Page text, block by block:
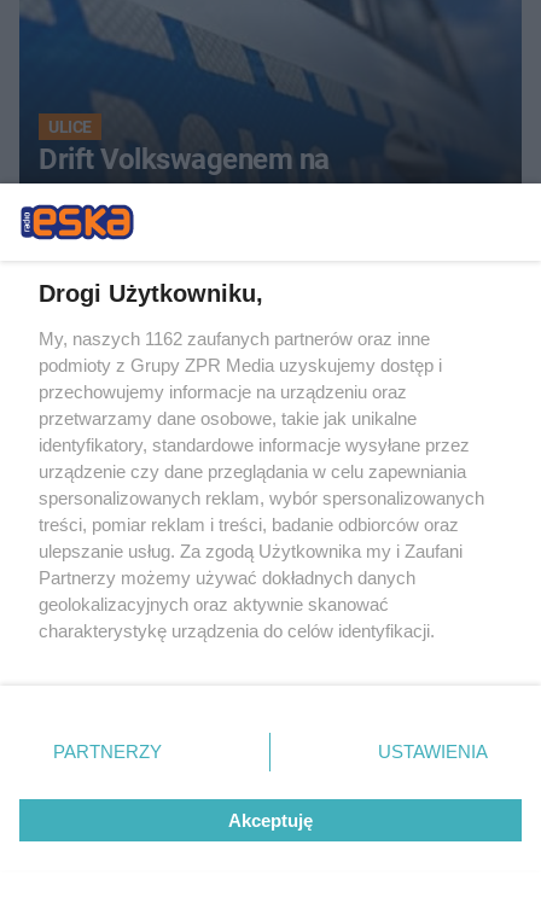
ULICE
Drift Volkswagenem na
skrzyżowaniu w Białymstoku. Na
oczach policjantów
ULEWY NA PODKARPACIU
Koszmar pogodowy w Rzeszowie.
Woda wdarła się do szpitala,
wstrzymano przyjęcia
Drogi Użytkowniku,
My, naszych 1162 zaufanych partnerów oraz inne
podmioty z Grupy ZPR Media uzyskujemy dostęp i
przechowujemy informacje na urządzeniu oraz
przetwarzamy dane osobowe, takie jak unikalne
identyfikatory, standardowe informacje wysyłane przez
urządzenie czy dane przeglądania w celu zapewniania
spersonalizowanych reklam, wybór spersonalizowanych
treści, pomiar reklam i treści, badanie odbiorców oraz
ulepszanie usług. Za zgodą Użytkownika my i Zaufani
Partnerzy możemy używać dokładnych danych
geolokalizacyjnych oraz aktywnie skanować
charakterystykę urządzenia do celów identyfikacji.
zmienić/wycofać klikając przycisk ustawień prywatności
znajdujący się w lewym dolnym rogu strony
rodzaje przetwarzania danych nie wymagają zgody
użytkownika, ale masz prawo sprzeciwić się takiemu
przetwarzaniu. Preferencje będą miały zastosowanie tylko
PARTNERZY USTAWIENIA
Akceptuję